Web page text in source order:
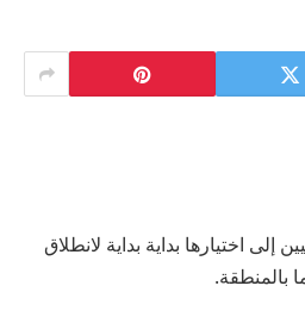
إلى اختيارها بداية بداية لانطلاق
بالمنطقة.